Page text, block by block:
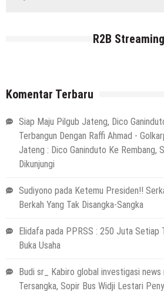
R2B Streaming
Komentar Terbaru
Siap Maju Pilgub Jateng, Dico
Terbangun Dengan Raffi Ahmad -
Jateng : Dico Ganinduto Ke Rembang,
Dikunjungi
Sudiyono pada Ketemu Presiden!!
Berkah Yang Tak Disangka-Sangka
Elidafa pada PPRSS : 250 Juta Setiap
Buka Usaha
Budi sr_ Kabiro global investigasi news
Tersangka, Sopir Bus Widji Lestari